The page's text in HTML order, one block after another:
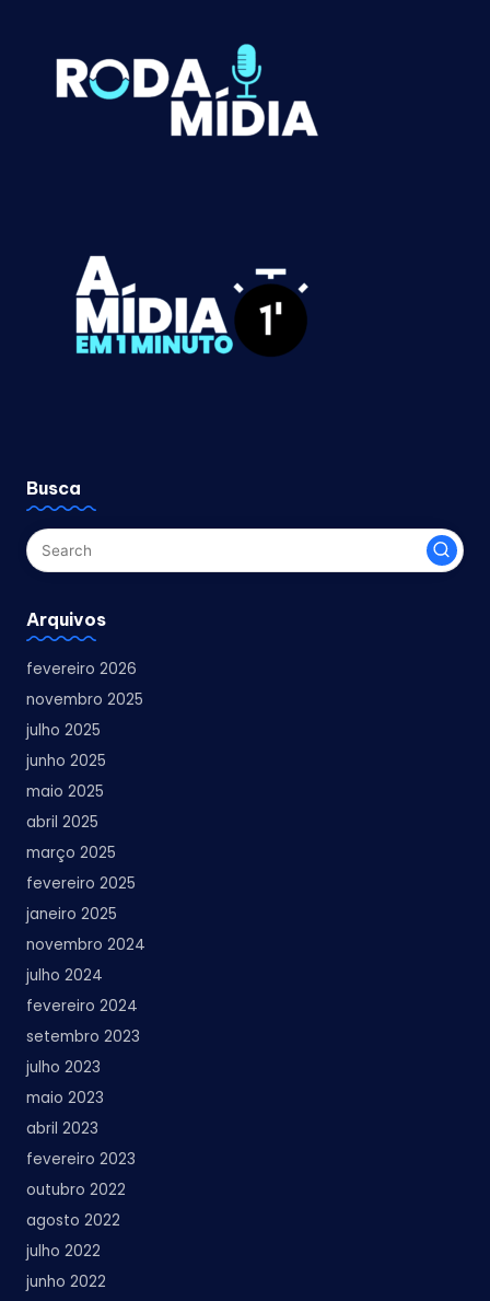
Busca
Arquivos
fevereiro 2026
novembro 2025
julho 2025
junho 2025
maio 2025
abril 2025
março 2025
fevereiro 2025
janeiro 2025
novembro 2024
julho 2024
fevereiro 2024
setembro 2023
julho 2023
maio 2023
abril 2023
fevereiro 2023
outubro 2022
agosto 2022
julho 2022
junho 2022